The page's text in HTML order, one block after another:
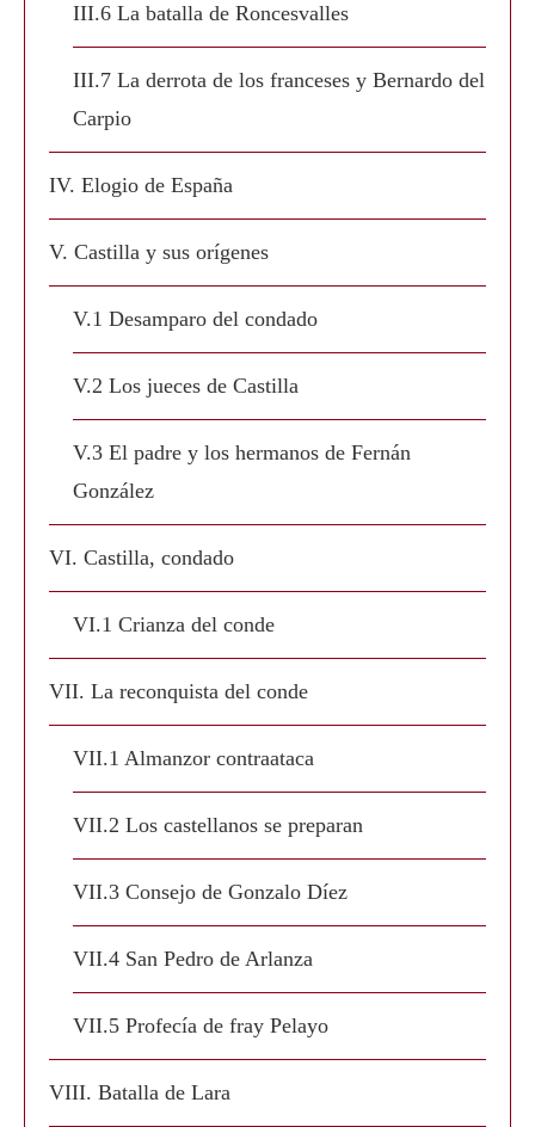
III.6 La batalla de Roncesvalles
III.7 La derrota de los franceses y Bernardo del
Carpio
IV. Elogio de España
V. Castilla y sus orígenes
V.1 Desamparo del condado
V.2 Los jueces de Castilla
V.3 El padre y los hermanos de Fernán
González
VI. Castilla, condado
VI.1 Crianza del conde
VII. La reconquista del conde
VII.1 Almanzor contraataca
VII.2 Los castellanos se preparan
VII.3 Consejo de Gonzalo Díez
VII.4 San Pedro de Arlanza
VII.5 Profecía de fray Pelayo
VIII. Batalla de Lara